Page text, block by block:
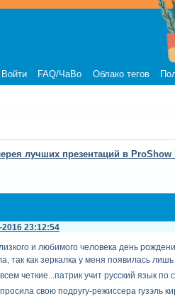
Войти FAQ/ЧаВо Облако тегов
лучших презентаций в ProShow
2016 23:12:54
и любимого человека день
так как зеркалка у меня появилась
четкие...патрик учит русский язык
свою подругу-режиссера гузэль